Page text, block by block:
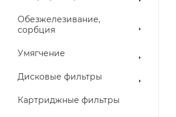
Обезжелезивание,
сорбция
Умягчение
Дисковые фильтры
Картриджные фильтры